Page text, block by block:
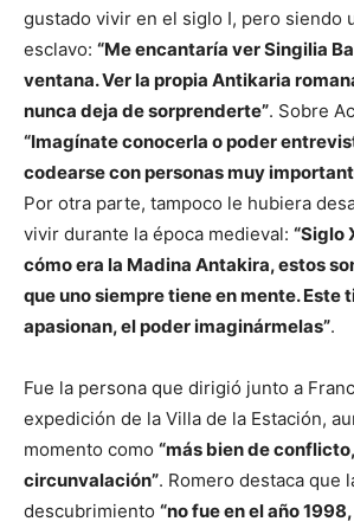
gustado vivir en el siglo I, pero siendo
esclavo: “Me encantaría ver Singilia
ventana. Ver la propia Antikaria
nunca deja de sorprenderte”. Sobre
“Imagínate conocerla o poder
codearse con personas muy
Por otra parte, tampoco le hubiera
vivir durante la época medieval: “Siglo
cómo era la Madina Antakira, estos
que uno siempre tiene en mente. Este
apasionan, el poder imaginármelas”.
Fue la persona que dirigió junto a
expedición de la Villa de la Estación,
momento como “más bien de
circunvalación”. Romero destaca que
descubrimiento “no fue en el año